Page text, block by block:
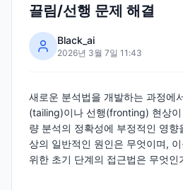
끌림/선행 문제 해결
Black_ai
2026년 3월 7일 11:43
새로운 분석법을 개발하는 과정에
(tailing)이나 선행(fronting) 현상이
량 분석의 정확성에 부정적인 영향
상의 일반적인 원인은 무엇이며,
위한 초기 단계의 접근법은 무엇인